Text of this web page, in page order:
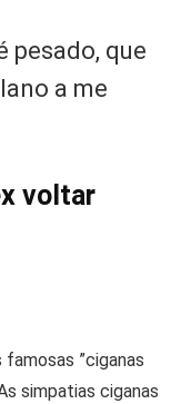
pesado, que
a me
voltar
”ciganas
simpatias ciganas